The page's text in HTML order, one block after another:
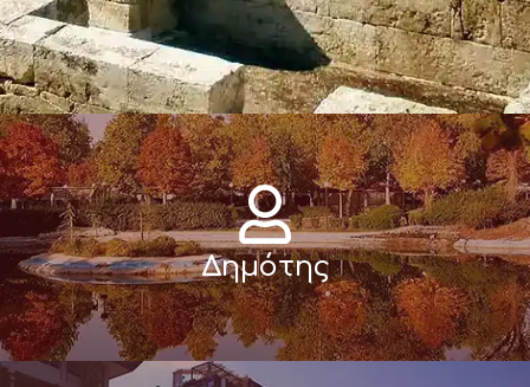
Δημότης